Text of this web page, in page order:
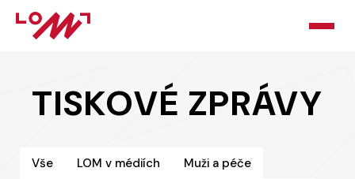
HOME
KURZY
TISKOVÉ ZPRÁVY
Vše LOM v médiích
Muži a péče